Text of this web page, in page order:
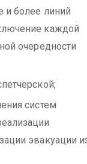
и более линий
каждой
очередности
систем
эвакуации